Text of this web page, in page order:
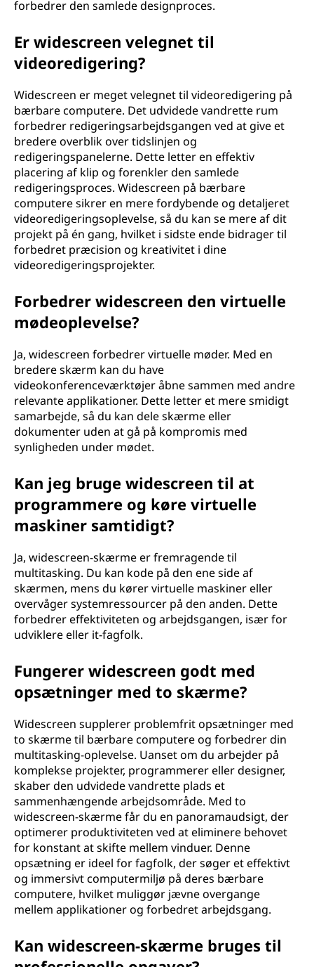
forbedrer den samlede designproces.
Er widescreen velegnet til
videoredigering?
Widescreen er meget velegnet til videoredigering på
bærbare computere. Det udvidede vandrette rum
forbedrer redigeringsarbejdsgangen ved at give et
bredere overblik over tidslinjen og
redigeringspanelerne. Dette letter en effektiv
placering af klip og forenkler den samlede
redigeringsproces. Widescreen på bærbare
computere sikrer en mere fordybende og detaljeret
videoredigeringsoplevelse, så du kan se mere af dit
projekt på én gang, hvilket i sidste ende bidrager til
forbedret præcision og kreativitet i dine
videoredigeringsprojekter.
Forbedrer widescreen den virtuelle
mødeoplevelse?
Ja, widescreen forbedrer virtuelle møder. Med en
bredere skærm kan du have
videokonferenceværktøjer åbne sammen med andre
relevante applikationer. Dette letter et mere smidigt
samarbejde, så du kan dele skærme eller
dokumenter uden at gå på kompromis med
synligheden under mødet.
Kan jeg bruge widescreen til at
programmere og køre virtuelle
maskiner samtidigt?
Ja, widescreen-skærme er fremragende til
multitasking. Du kan kode på den ene side af
skærmen, mens du kører virtuelle maskiner eller
overvåger systemressourcer på den anden. Dette
forbedrer effektiviteten og arbejdsgangen, især for
udviklere eller it-fagfolk.
Fungerer widescreen godt med
opsætninger med to skærme?
Widescreen supplerer problemfrit opsætninger med
to skærme til bærbare computere og forbedrer din
multitasking-oplevelse. Uanset om du arbejder på
komplekse projekter, programmerer eller designer,
skaber den udvidede vandrette plads et
sammenhængende arbejdsområde. Med to
widescreen-skærme får du en panoramaudsigt, der
optimerer produktiviteten ved at eliminere behovet
for konstant at skifte mellem vinduer. Denne
opsætning er ideel for fagfolk, der søger et effektivt
og immersivt computermiljø på deres bærbare
computere, hvilket muliggør jævne overgange
mellem applikationer og forbedret arbejdsgang.
Kan widescreen-skærme bruges til